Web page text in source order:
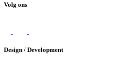
Volg ons
Design / Development